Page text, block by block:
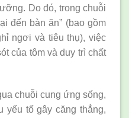
Do đó, trong chuỗi
đến bàn ăn” (bao gồm
ngơi và tiêu thụ), việc
của tôm và duy trì chất
chuỗi cung ứng sống,
yếu tố gây căng thẳng,